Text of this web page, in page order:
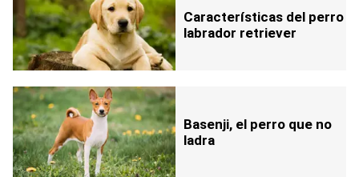
Características del perro
labrador retriever
Basenji, el perro que no
ladra